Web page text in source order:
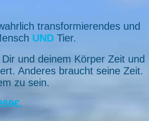
transformierendes und
UND Tier.
und deinem Körper Zeit und
Anderes braucht seine Zeit.
zu sein.